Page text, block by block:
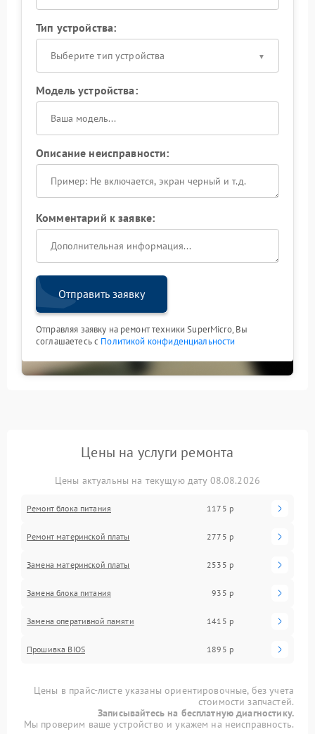
Тип устройства:
Выберите тип устройства
Модель устройства:
Описание неисправности:
Комментарий к заявке:
Отправить заявку
Отправляя заявку на ремонт техники SuperMicro, Вы
соглашаетесь с Политикой конфиденциальности
Цены на услуги ремонта
Цены актуальны на текущую дату 08.08.2026
Ремонт блока питания 1175 р
Ремонт материнской платы 2775 р
Замена материнской платы 2535 р
Замена блока питания 935 р
Замена оперативной памяти 1415 р
Прошивка BIOS 1895 р
Цены в прайс-листе указаны ориентировочные, без учета
стоимости запчастей.
Записывайтесь на бесплатную диагностику.
Мы проверим ваше устройство и укажем на неисправность.